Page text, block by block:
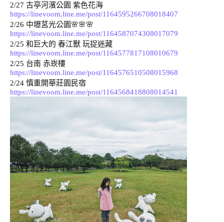
2/27
https://linevoom.line.me/post/1164595266708018407
2/26
https://linevoom.line.me/post/1164587074308017079
2/25
https://linevoom.line.me/post/1164577817108010679
https://linevoom.line.me/post/1164576510508015968
2/24
https://linevoom.line.me/post/1164568418808014541